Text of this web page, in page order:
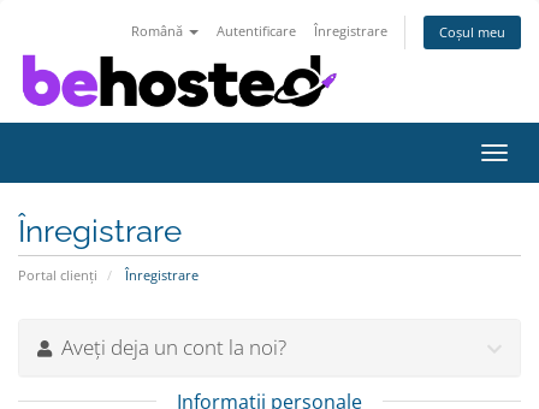
Română Autentificare Înregistrare Coșul meu
Înregistrare
Portal clienți Înregistrare
Aveți deja un cont la noi?
Informații personale